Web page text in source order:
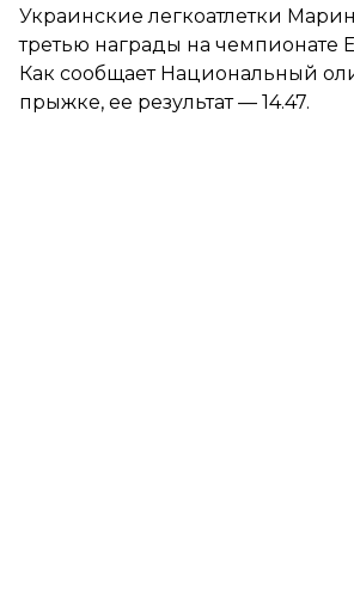
Украинские легкоатлетки
третью награды на чемпионате
Как сообщает Национальный
прыжке, ее результат — 14.47.